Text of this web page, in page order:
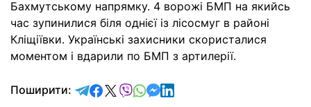
Бахмутському напрямку. 4 ворожі БМП на якийсь
час зупинилися біля однієї із лісосмуг в районі
Кліщіївки. Українські захисники скористалися
моментом і вдарили по БМП з артилерії.
Поширити: відправити у Telegram
поділитись у Facebook
поділитись у X
відправити у Viber
відправити у Whatsapp
відправити у Messenger
відправити у LinkedIn